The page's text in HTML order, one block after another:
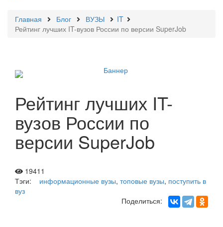
Главная Блог ВУЗЫ
IT
Рейтинг лучших IT-вузов России по версии SuperJob
Рейтинг лучших IT-
вузов России по
версии SuperJob
19411
Тэги:
информационные вузы, топовые вузы, поступить в
вуз
Поделиться: